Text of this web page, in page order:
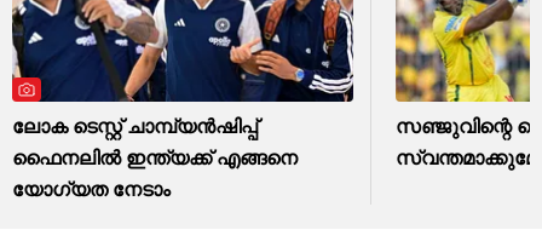
ലോക ടെസ്റ്റ് ചാമ്പ്യൻഷിപ്പ്
ഫൈനലിൽ ഇന്ത്യക്ക് എങ്ങനെ
യോഗ്യത നേടാം
സഞ്ജുവിന്റെ